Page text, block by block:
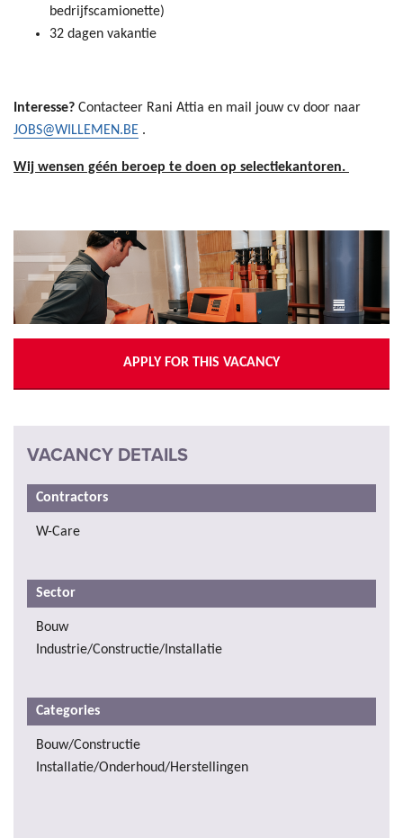
bedrijfscamionette)
32 dagen vakantie
Interesse? Contacteer Rani Attia en mail jouw cv door naar
JOBS@WILLEMEN.BE .
Wij wensen géén beroep te doen op selectiekantoren.
APPLY FOR THIS VACANCY
VACANCY DETAILS
Contractors
W-Care
Sector
Bouw
Industrie/Constructie/Installatie
Categories
Bouw/Constructie
Installatie/Onderhoud/Herstellingen